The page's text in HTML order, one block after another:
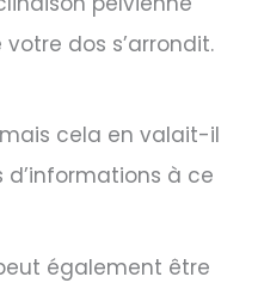
dos s’arrondit.
cela en valait-il
à ce
également être